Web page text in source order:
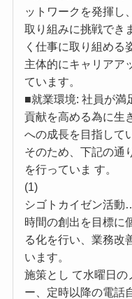
ットワークを発揮し
取り組みに挑戦でき
く仕事に取り組める
主体的にキャリアア
ています。
■就業環境: 社員が満
貢献を高める為に生
への成長を目指して
そのため、下記の通
を行っていま す。
(1)
シゴトカイゼン活動
時間の創出を目標に
る化を行い、業務改
います。
施策とし て水曜日の
ー、定時以降の電話